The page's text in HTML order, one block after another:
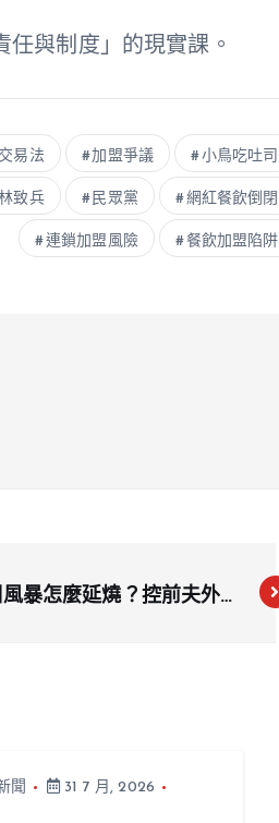
與制度」的現實課。
易法 加盟爭議 小鳥吃吐司
致兵 民眾黨 網紅餐飲倒閉
連鎖加盟風險 餐飲加盟陷阱
暴怎麼延燒？控前夫外遇
聞
31 7 月, 2026